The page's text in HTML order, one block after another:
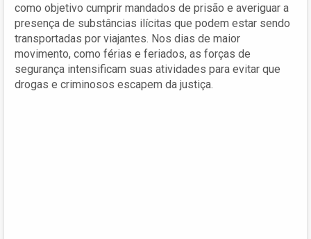
como objetivo cumprir mandados de prisão e averiguar a
presença de substâncias ilícitas que podem estar sendo
transportadas por viajantes. Nos dias de maior
movimento, como férias e feriados, as forças de
segurança intensificam suas atividades para evitar que
drogas e criminosos escapem da justiça.